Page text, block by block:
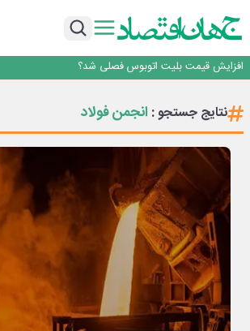
افزایش قیمت بلیت اتوبوس فصلی شد؟
رانندگان انگلیسی به سرقت سوخت روی آوردند!
۲ درصد از مشترکان ۱۰ درصد برق خانگی را مصرف می‌کنند!
افزایش قیمت بلیت اتوبوس فصلی شد؟
نتایج جستجو : انجمن فولاد